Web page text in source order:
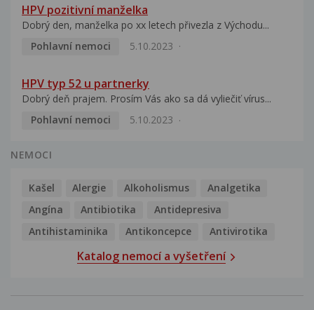
HPV pozitivní manželka
Dobrý den, manželka po xx letech přivezla z Východu...
Pohlavní nemoci
5.10.2023
HPV typ 52 u partnerky
Dobrý deň prajem. Prosím Vás ako sa dá vyliečiť vírus...
Pohlavní nemoci
5.10.2023
NEMOCI
Kašel Alergie Alkoholismus
Analgetika
Angína
Antibiotika
Antidepresiva
Antihistaminika
Antikoncepce Antivirotika
Katalog nemocí a vyšetření